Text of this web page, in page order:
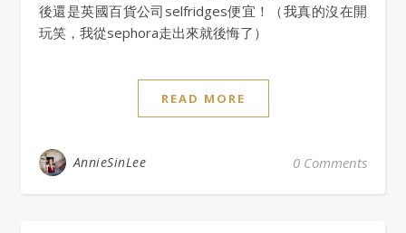
後還是英國百貨公司selfridges便宜！（我真的沒在開
玩笑，我從sephora走出來就後悔了）
READ MORE
AnnieSinLee 0 Comments